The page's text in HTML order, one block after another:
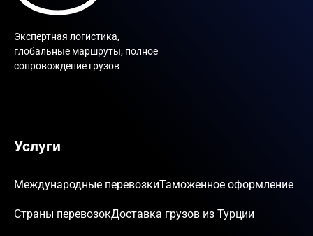
Экспертная логистика,
глобальные маршруты, полное
сопровождение грузов
Услуги
Международные перевозкиТаможенное оформление
Страны перевозокДоставка грузов из Турции